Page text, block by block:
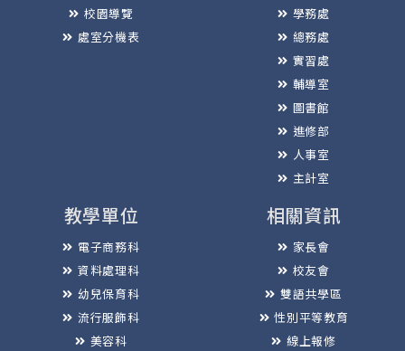
校園導覽
處室分機表
學務處
總務處
實習處
輔導室
圖書館
進修部
人事室
主計室
教學單位
電子商務科
資料處理科
幼兒保育科
流行服飾科
美容科
相關資訊
家長會
校友會
雙語共學區
性別平等教育
線上報修